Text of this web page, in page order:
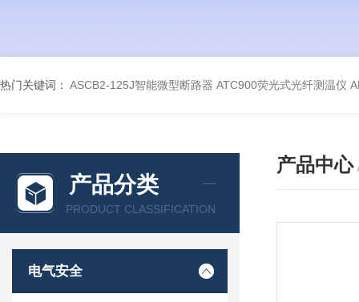
热门关键词： ASCB2-125J智能微型断路器 ATC900荧光式光纤测温仪
产品分类
PRODUCT CLASSIFICATION
电气安全
产品中心